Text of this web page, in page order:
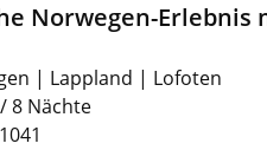
Norwegen-
| Lappland | Lofoten
8 Nächte